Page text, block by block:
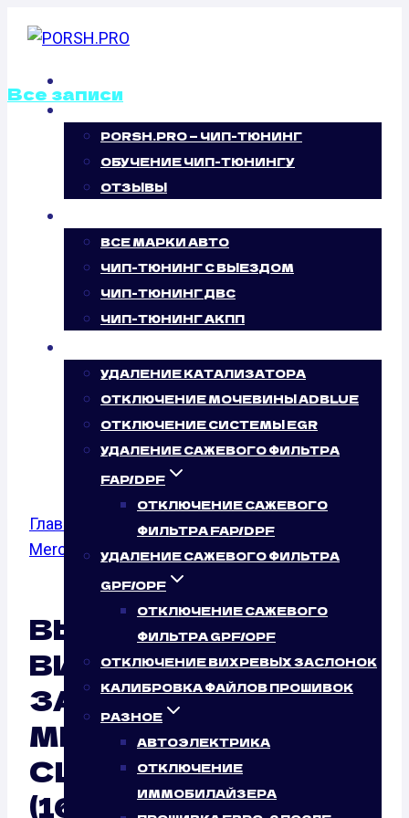
PORSH.PRO — ЧИП-ТЮНИНГ
ОБУЧЕНИЕ ЧИП-ТЮНИНГУ
ОТЗЫВЫ
ВСЕ МАРКИ АВТО
ЧИП-ТЮНИНГ С ВЫЕЗДОМ
ЧИП-ТЮНИНГ ДВС
ЧИП-ТЮНИНГ АКПП
УДАЛЕНИЕ КАТАЛИЗАТОРА
ОТКЛЮЧЕНИЕ МОЧЕВИНЫ ADBLUE
ОТКЛЮЧЕНИЕ СИСТЕМЫ EGR
УДАЛЕНИЕ САЖЕВОГО ФИЛЬТРА
FAP/DPF
ОТКЛЮЧЕНИЕ САЖЕВОГО
ФИЛЬТРА FAP/DPF
УДАЛЕНИЕ САЖЕВОГО ФИЛЬТРА
GPF/OPF
ОТКЛЮЧЕНИЕ САЖЕВОГО
ФИЛЬТРА GPF/OPF
ОТКЛЮЧЕНИЕ ВИХРЕВЫХ ЗАСЛОНОК
КАЛИБРОВКА ФАЙЛОВ ПРОШИВОК
РАЗНОЕ
АВТОЭЛЕКТРИКА
ОТКЛЮЧЕНИЕ
ИММОБИЛАЙЗЕРА
Все записи
ОТКЛЮЧЕНИЕ
ВИХРЕВЫХ
ЗАСЛОНОК
MERCEDES
BENZ V-CLASS
II 220 CDI (163
Л.С.)
Главная Отключение вихревых заслонок
Mercedes Benz/ 220 CDI
ВЫКЛЮЧЕНИЕ
ВИХРЕВЫХ
ЗАСЛОНОК
MERCEDES BENZ V-
CLASS II 220 CDI
(163 Л.С.): НУЖНО ЛИ